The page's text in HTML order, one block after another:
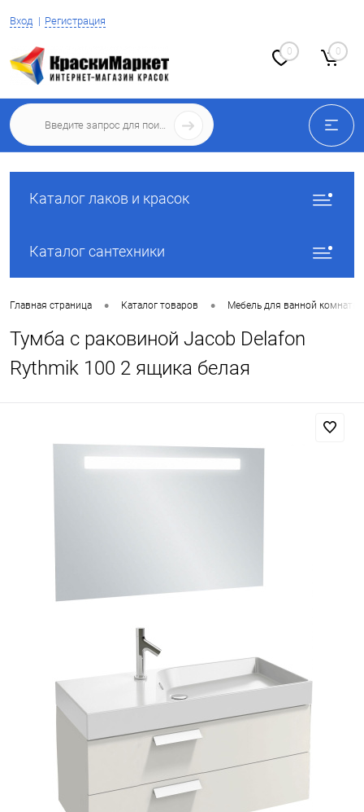
Вход Регистрация
0 0
Каталог лаков и красок
Каталог сантехники
Главная страница • Каталог товаров • Мебель для ванной комнаты
Тумба с раковиной Jacob Delafon
Rythmik 100 2 ящика белая